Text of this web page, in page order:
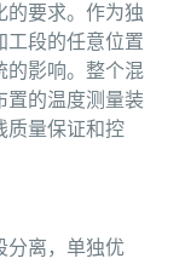
的要求。作为独
工段的任意位置
的影响。整个混
置的温度测量装
质量保证和控
分离，单独优